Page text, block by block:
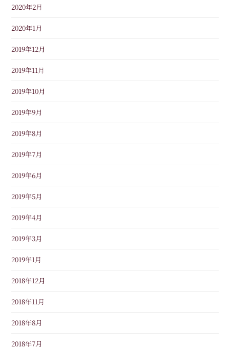
2020年2月
2020年1月
2019年12月
2019年11月
2019年10月
2019年9月
2019年8月
2019年7月
2019年6月
2019年5月
2019年4月
2019年3月
2019年1月
2018年12月
2018年11月
2018年8月
2018年7月